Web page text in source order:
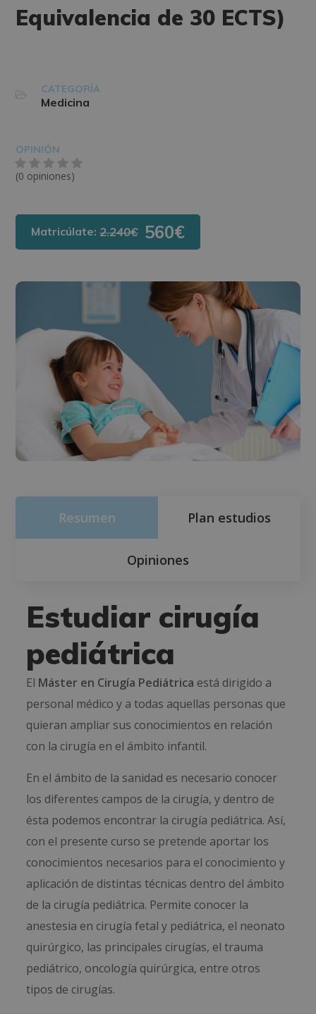
Equivalencia de 30 ECTS)
CATEGORÍA
Medicina
OPINIÓN
(0 opiniones)
Matricúlate:2.240€ 560€
Resumen Plan estudios
Opiniones
Estudiar cirugía
pediátrica
El Máster en Cirugía Pediátrica está dirigido a
personal médico y a todas aquellas personas que
quieran ampliar sus conocimientos en relación
con la cirugía en el ámbito infantil.
En el ámbito de la sanidad es necesario conocer
los diferentes campos de la cirugía, y dentro de
ésta podemos encontrar la cirugía pediátrica. Así,
con el presente curso se pretende aportar los
conocimientos necesarios para el conocimiento y
aplicación de distintas técnicas dentro del ámbito
de la cirugía pediátrica. Permite conocer la
anestesia en cirugía fetal y pediátrica, el neonato
quirúrgico, las principales cirugías, el trauma
pediátrico, oncología quirúrgica, entre otros
tipos de cirugías.